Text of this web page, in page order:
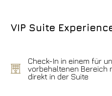
VIP Suite
Check-In in einem für
vorbehaltenen Bereich
direkt in der Suite